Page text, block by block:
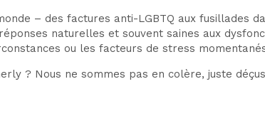
– des factures anti-LGBTQ aux
naturelles et souvent saines aux
ou les facteurs de stress
? Nous ne sommes pas en colère, juste